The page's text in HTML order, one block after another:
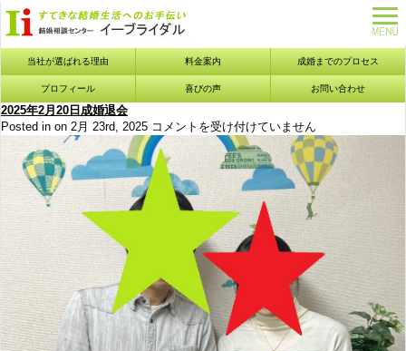
当社が選ばれる理由 料金案内 成婚までのプロセス
プロフィール 喜びの声 お問い合わせ
2025年2月20日成婚退会
Posted in on 2月 23rd, 2025 2025
年
2
月
20
は
コメントを受け付けていません